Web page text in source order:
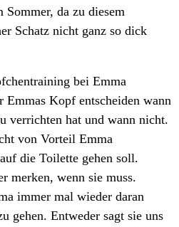
da zu diesem
Schatz nicht ganz so dick
bei Emma
Emmas Kopf entscheiden wann
verrichten hat und wann nicht.
von Vorteil Emma
die Toilette gehen soll.
merken, wenn sie muss.
immer mal wieder daran
gehen. Entweder sagt sie uns